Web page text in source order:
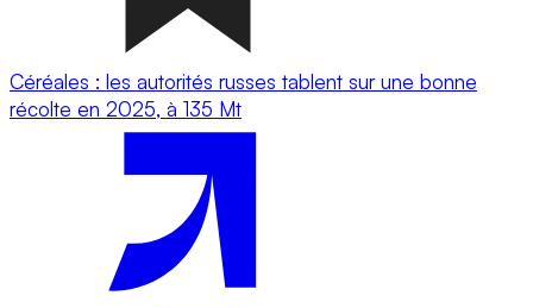
Céréales : les autorités russes tablent sur une bonne
récolte en 2025, à 135 Mt